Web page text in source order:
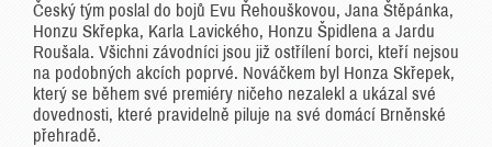
Český tým poslal do bojů Evu Řehouškovou, Jana Štěpánka,
Honzu Skřepka, Karla Lavického, Honzu Špidlena a Jardu
Roušala. Všichni závodníci jsou již ostřílení borci, kteří nejsou
na podobných akcích poprvé. Nováčkem byl Honza Skřepek,
který se během své premiéry ničeho nezalekl a ukázal své
dovednosti, které pravidelně piluje na své domácí Brněnské
přehradě.